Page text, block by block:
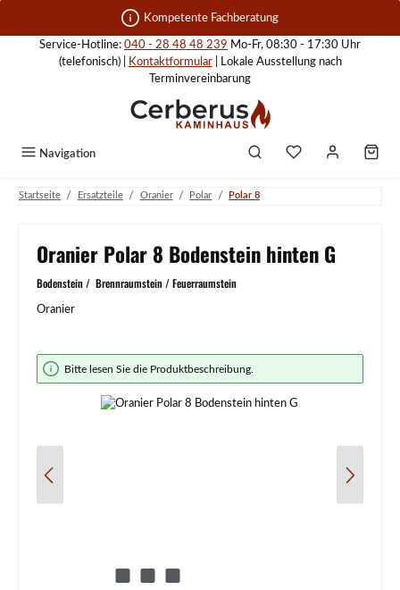
Zum Hauptinhalt springen Kompetente Fachberatung
Service-Hotline: 040 - 28 48 48 239 Mo-Fr, 08:30 - 17:30 Uhr
(telefonisch) |
Kontaktformular| Lokale Ausstellung nach
Terminvereinbarung
Navigation
Startseite / Ersatzteile / Oranier / Polar / Polar 8
Oranier Polar 8 Bodenstein hinten G
Bodenstein / Brennraumstein / Feuerraumstein
Oranier
Bildergalerie überspringen
Bitte lesen Sie die Produktbeschreibung.